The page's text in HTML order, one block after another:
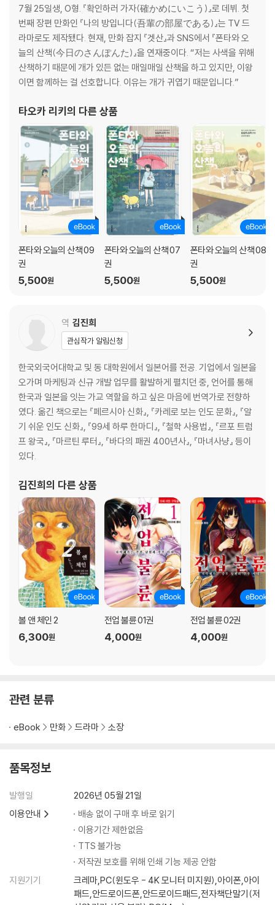
7월 25일생, O형. 『확인하러 가자(確かめにいこう)』로 데뷔. 첫
번째 장편 만화인 『나의 방입니다(吾輩の部屋である)』는 TV 드
라마로도 제작됐다. 현재, 만화 잡지 『겟산』과 SNS에서 『폰타와 오
늘의 산책(今日のさんぽんた)』을 연재중이다. “저는 사색을 위해
산책하기 때문에 개가 있든 없는 매일매일 산책을 하고 있지만, 이왕
이면 함께하는 걸 선호합니다. 이유는 개가 귀엽기 때문입니다.”
타오카 리키 의 다른 상품
폰타와 오늘의 산책 09
권
5,500원
폰타와 오늘의 산책 07
권
5,500원
폰타와 오늘의 산책 08
권
5,500원
역 김진희
관심작가 알림신청
한국외국어대학교 및 동 대학원에서 일본어를 전공. 기업에서 일본을
오가며 마케팅과 신규 개발 업무를 활발하게 펼치던 중, 언어를 통해
한국과 일본을 잇는 가교 역할을 하고 싶은 마음에 번역가로 전향하
였다. 옮긴 책으로는 『페르시아 신화』, 『카레로 보는 인도 문화』, 『알
기 쉬운 인도 신화』, 『99세 하루 한마디』, 『철학 사용법』, 『르포 트럼
프 왕국』, 『마르틴 루터』, 『바다의 패권 400년사』, 『마녀사냥』 등이
있다.
김진희의 다른 상품
볼 앤 체인 2
6,300원
전업 불륜 01권
4,000원
전업 불륜 02권
4,000원
관련 분류
eBook 만화 드라마 소장
품목정보
발행일
2026년 05월 21일
이용안내
배송 없이 구매 후 바로 읽기
이용기간 제한없음
TTS 불가능
저작권 보호를 위해 인쇄 기능 제공 안함
지원기기
크레마,PC(윈도우 - 4K 모니터 미지원),아이폰,아이
패드,안드로이드폰,안드로이드패드,전자책단말기(저